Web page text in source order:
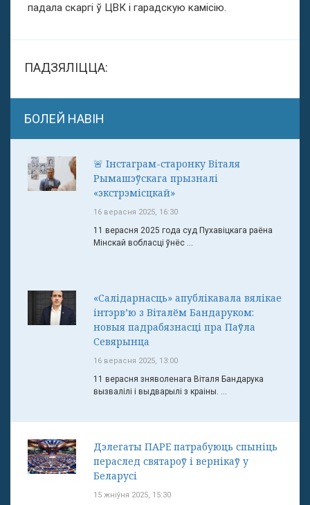
падала скаргі ў ЦВК і гарадскую камісію.
ПАДЗЯЛІЦЦА:
БОЛЕЙ НАВІН
🚨 Інстаграм-старонку Віталя
Рымашэўскага прызналі
«экстрэмісцкай»
16 верасня 2025, 16:30
11 верасня 2025 года суд Пухавіцкага раёна
Мінскай вобласці ўнёс ...
«Салідарнасць» апублікавала вялікае
інтэрв’ю з Віталём Бандаруком:
новыя падрабязнасці пра Паўла
Севярынца
16 верасня 2025, 13:00
11 верасня зняволенага Віталя Бандарука
вызвалілі і выдварылі з краіны. ...
Дэлегаты ПАРЕ патрабуюць спыніць
пераслед святароў і вернікаў у
Беларусі
15 жніўня 2025, 15:30